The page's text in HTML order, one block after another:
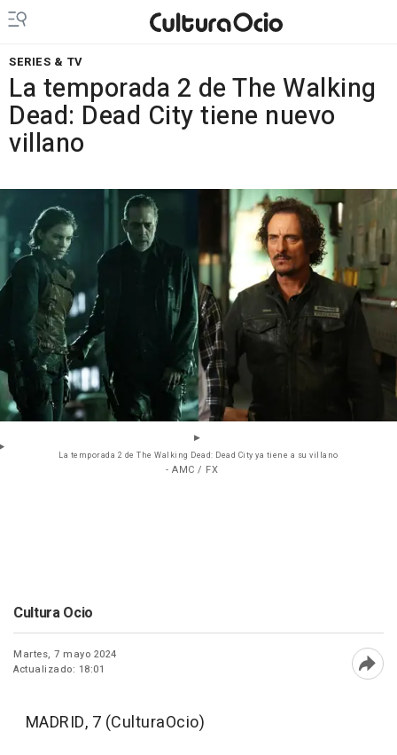
SERIES & TV
La temporada 2 de The Walking
Dead: Dead City tiene nuevo
villano
La temporada 2 de The Walking Dead: Dead City ya tiene a su villano
- AMC / FX
Cultura Ocio
Martes, 7 mayo 2024
Actualizado: 18:01
MADRID, 7 (CulturaOcio)